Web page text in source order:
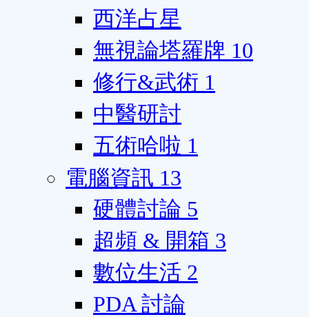
西洋占星
無視論塔羅牌 10
修行&武術 1
中醫研討
五術哈啦 1
電腦資訊 13
硬體討論 5
超頻 & 開箱 3
數位生活 2
PDA 討論